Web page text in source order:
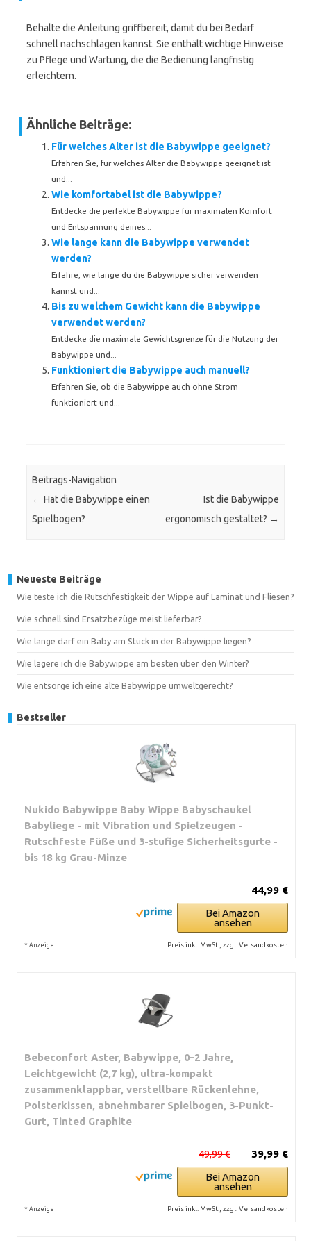
Behalte die Anleitung griffbereit, damit du bei Bedarf
schnell nachschlagen kannst. Sie enthält wichtige Hinweise
zu Pflege und Wartung, die die Bedienung langfristig
erleichtern.
Ähnliche Beiträge:
Für welches Alter ist die Babywippe geeignet?
Erfahren Sie, für welches Alter die Babywippe geeignet ist
und...
Wie komfortabel ist die Babywippe?
Entdecke die perfekte Babywippe für maximalen Komfort
und Entspannung deines...
Wie lange kann die Babywippe verwendet
werden?
Erfahre, wie lange du die Babywippe sicher verwenden
kannst und...
Bis zu welchem Gewicht kann die Babywippe
verwendet werden?
Entdecke die maximale Gewichtsgrenze für die Nutzung der
Babywippe und...
Funktioniert die Babywippe auch manuell?
Erfahren Sie, ob die Babywippe auch ohne Strom
funktioniert und...
Beitrags-Navigation
← Hat die Babywippe einen
Spielbogen?
Ist die Babywippe
ergonomisch gestaltet? →
Neueste Beiträge
Wie teste ich die Rutschfestigkeit der Wippe auf Laminat und Fliesen?
Wie schnell sind Ersatzbezüge meist lieferbar?
Wie lange darf ein Baby am Stück in der Babywippe liegen?
Wie lagere ich die Babywippe am besten über den Winter?
Wie entsorge ich eine alte Babywippe umweltgerecht?
Bestseller
Nukido Babywippe Baby Wippe Babyschaukel
Babyliege - mit Vibration und Spielzeugen -
Rutschfeste Füße und 3-stufige Sicherheitsgurte -
bis 18 kg Grau-Minze
44,99 €
Bei Amazon
ansehen
* Anzeige Preis inkl. MwSt., zzgl. Versandkosten
Bebeconfort Aster, Babywippe, 0–2 Jahre,
Leichtgewicht (2,7 kg), ultra-kompakt
zusammenklappbar, verstellbare Rückenlehne,
Polsterkissen, abnehmbarer Spielbogen, 3-Punkt-
Gurt, Tinted Graphite
39,99 €
49,99 €
Bei Amazon
ansehen
* Anzeige Preis inkl. MwSt., zzgl. Versandkosten